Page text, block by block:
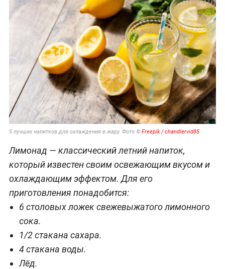
5 лучших напитков для охлаждения в жару. Фото © Freepik / chandlervid85
Лимонад — классический летний напиток,
который известен своим освежающим вкусом и
охлаждающим эффектом. Для его
приготовления понадобится:
6 столовых ложек свежевыжатого лимонного
сока.
1/2 стакана сахара.
4 стакана воды.
Лёд.